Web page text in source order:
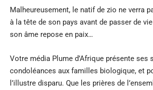
Malheureusement, le natif de zio ne verra
à la tête de son pays avant de passer de
son âme repose en paix…
Votre média Plume d’Afrique présente ses
condoléances aux familles biologique, et
l’illustre disparu. Que les prières de